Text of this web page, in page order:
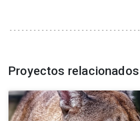
Proyectos relacionados